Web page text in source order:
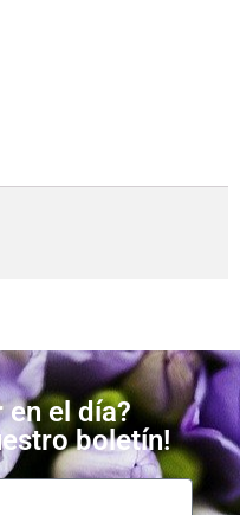
en el día?
boletín!